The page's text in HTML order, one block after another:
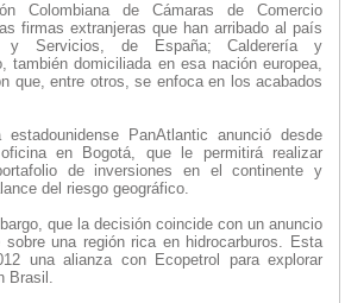
Colombiana de Cámaras de Comercio
firmas extranjeras que han arribado al país
y Servicios, de España; Calderería y
también domiciliada en esa nación europea,
que, entre otros, se enfoca en los acabados
PanAtlantic anunció desde
en Bogotá, que le permitirá realizar
de inversiones en el continente y
del riesgo geográfico.
que la decisión coincide con un anuncio
sobre una región rica en hidrocarburos. Esta
una alianza con Ecopetrol para explorar
Brasil.